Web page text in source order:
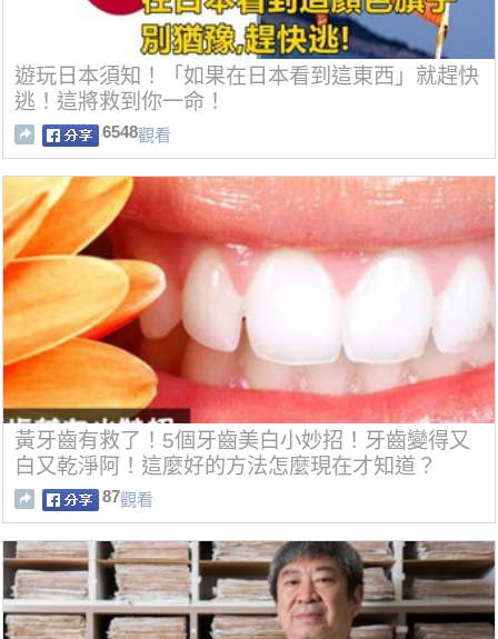
遊玩日本須知！「如果在日本看到這東西」就趕快
逃！這將救到你一命！
6548觀看
黃牙齒有救了！5個牙齒美白小妙招！牙齒變得又
白又乾淨阿！這麼好的方法怎麼現在才知道？
87觀看